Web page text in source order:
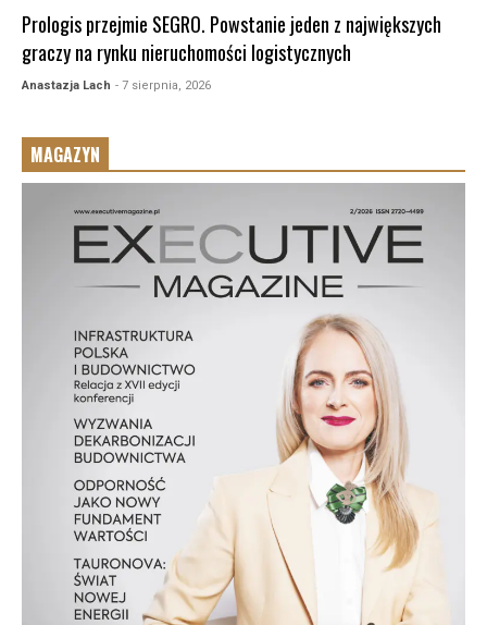
Prologis przejmie SEGRO. Powstanie jeden z największych
graczy na rynku nieruchomości logistycznych
Anastazja Lach - 7 sierpnia, 2026
MAGAZYN